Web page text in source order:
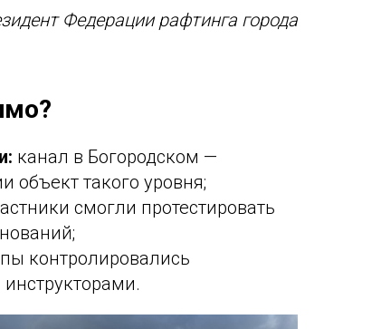
Федерации рафтинга города
канал в Богородском —
объект такого уровня;
смогли протестировать
контролировались